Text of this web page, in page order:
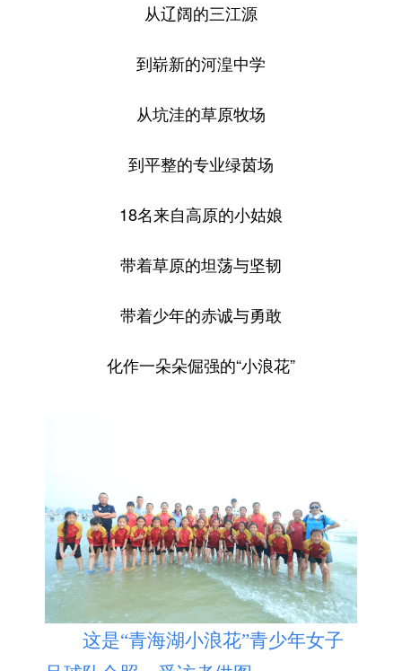
从辽阔的三江源
到崭新的河湟中学
从坑洼的草原牧场
到平整的专业绿茵场
18名来自高原的小姑娘
带着草原的坦荡与坚韧
带着少年的赤诚与勇敢
化作一朵朵倔强的“小浪花”
这是“青海湖小浪花”青少年女子